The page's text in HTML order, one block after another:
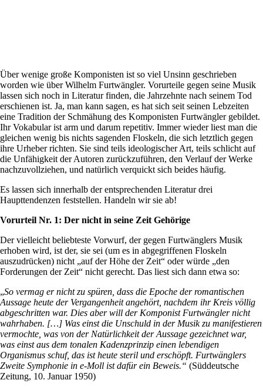
Über wenige große Komponisten ist so viel Unsinn geschrieben
worden wie über Wilhelm Furtwängler. Vorurteile gegen seine Musik
lassen sich noch in Literatur finden, die Jahrzehnte nach seinem Tod
erschienen ist. Ja, man kann sagen, es hat sich seit seinen Lebzeiten
eine Tradition der Schmähung des Komponisten Furtwängler gebildet.
Ihr Vokabular ist arm und darum repetitiv. Immer wieder liest man die
gleichen wenig bis nichts sagenden Floskeln, die sich letztlich gegen
ihre Urheber richten. Sie sind teils ideologischer Art, teils schlicht auf
die Unfähigkeit der Autoren zurückzuführen, den Verlauf der Werke
nachzuvollziehen, und natürlich verquickt sich beides häufig.
Es lassen sich innerhalb der entsprechenden Literatur drei
Haupttendenzen feststellen. Handeln wir sie ab!
Vorurteil Nr. 1: Der nicht in seine Zeit Gehörige
Der vielleicht beliebteste Vorwurf, der gegen Furtwänglers Musik
erhoben wird, ist der, sie sei (um es in abgegriffenen Floskeln
auszudrücken) nicht „auf der Höhe der Zeit“ oder würde „den
Forderungen der Zeit“ nicht gerecht. Das liest sich dann etwa so:
„So vermag er nicht zu spüren, dass die Epoche der romantischen
Aussage heute der Vergangenheit angehört, nachdem ihr Kreis völlig
abgeschritten war. Dies aber will der Komponist Furtwängler nicht
wahrhaben. […] Was einst die Unschuld in der Musik zu manifestieren
vermochte, was von der Natürlichkeit der Aussage gezeichnet war,
was einst aus dem tonalen Kadenzprinzip einen lebendigen
Organismus schuf, das ist heute steril und erschöpft. Furtwänglers
Zweite Symphonie in e-Moll ist dafür ein Beweis.“ (Süddeutsche
Zeitung, 10. Januar 1950)